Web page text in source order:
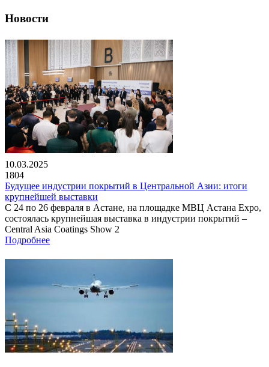
Новости
10.03.2025
1804
Будущее индустрии покрытий в Центральной Азии: итоги
крупнейшей выставки
С 24 по 26 февраля в Астане, на площадке МВЦ Астана Expo,
состоялась крупнейшая выставка в индустрии покрытий –
Central Asia Coatings Show 2
Подробнее